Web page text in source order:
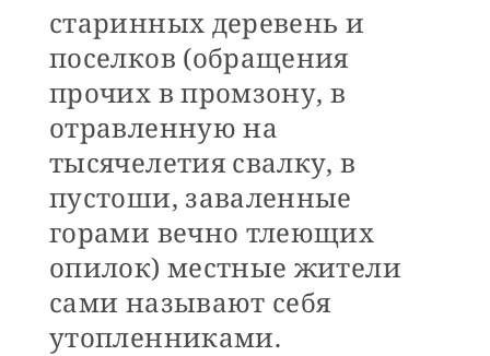
старинных деревень и
поселков (обращения
прочих в промзону, в
отравленную на
тысячелетия свалку, в
пустоши, заваленные
горами вечно тлеющих
опилок) местные жители
сами называют себя
утопленниками.